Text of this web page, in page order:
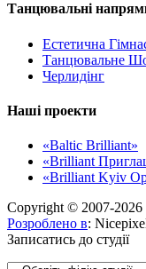
Танцювальні
Естетична
Танцювальне
Черлидінг
Наші проекти
«Baltic Brilliant»
«Brilliant
«Brilliant Kyiv
Copyright © 2007-2026
Розроблено в:
Записатись до студії